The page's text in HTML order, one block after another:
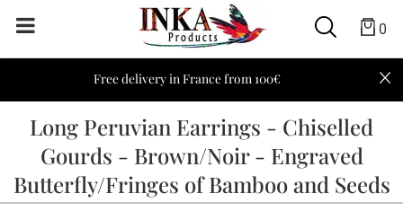
0
Free delivery in France from 100€
Long Peruvian Earrings - Chiselled
Gourds - Brown/Noir - Engraved
Butterfly/Fringes of Bamboo and Seeds